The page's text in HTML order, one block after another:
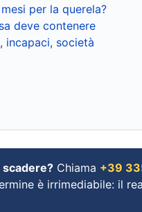
per la querela?
deve contenere
incapaci, società
Chiama +39
è irrimediabile: il